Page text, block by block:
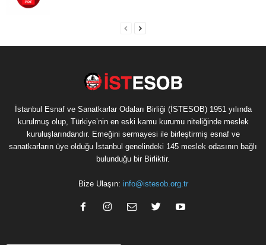
İstanbul Esnaf ve Sanatkarlar Odaları Birliği (İSTESOB) 1951 yılında
kurulmuş olup, Türkiye’nin en eski kamu kurumu niteliğinde meslek
kuruluşlarındandır. Emeğini sermayesi ile birleştirmiş esnaf ve
sanatkarların üye olduğu İstanbul genelindeki 145 meslek odasının bağlı
bulunduğu bir Birliktir.
Bize Ulaşın: info@istesob.org.tr